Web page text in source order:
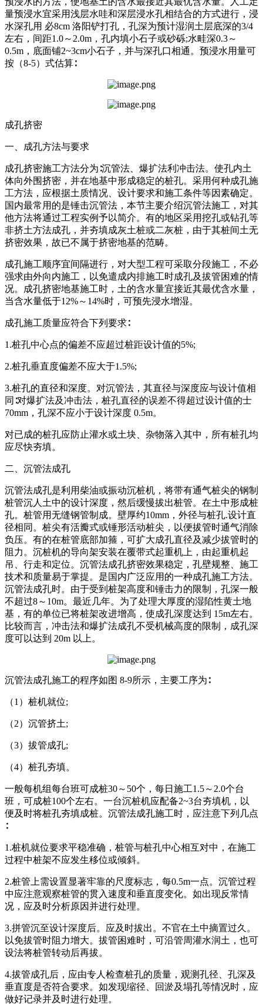
量预浸水宜采用浅层水哇和深层浸水孔相结合的方式进行，浸
水深孔用 必8cm 洛阳铲打孔，孔深为预计湿润土层底深的3/4
左右，间距1.0～2.0m，孔内填小石子或砂砾;水畦深0.3～
0.5m，底面铺2~3cm小石子，并与深孔口相通。预浸水用量可
按（8-5）式估算∶
成孔挤密
一、成孔方法与要求
成孔挤密施工方法分为∶沉管法、爆扩法利冲击法。使孔内土
体向外围挤密，并在地基中形成稳定的桩孔。采用何种成孔施
工方法，应根据土质情况、设计要求和施工条件等因素确定。
国内最常用的是锤击沉管法，本节主要介绍沉管法施工，对其
他方法将通过工程实例予以简介。有的地区采用挖孔或钻孔等
非挤土方法成孔，并夯填成灰土桩或二灰桩，由于其桩间土无
挤密效果，故已不属于挤密地基的范畴。
成孔施工顺序宜间隔进行，对大型工程可采取分段施工，不必
强求由外向内施工，以免遣成内排施工时成孔及拔管困难的情
况。成孔挤密地基施工时，土的含水量宜接近其最优含水量，
当含水量低于12%～14%时，可预先浸水增湿。
成孔施工质量应符合下列要求∶
1.桩孔中心点的偏差不应超过桩距设计值的5%;
2.桩孔垂直度偏差不应大于1.5%;
3.桩孔的直径和深度。对沉管法，其直径与深度应与设计值相
同∶对爆扩法及冲击法，桩孔直径的误差不得超过设计值的士
70mm，孔深不应小于设计深度 0.5m。
对已成的桩孔应防止灌水或土块、杂物落入其中，所有桩孔均
应尽快夯填。
二、沉管法成孔
沉管法成孔是利用柴油或振动沉桩机，将带有通气桩尖的钢制
桩管沉人土中的设计深度，然后缓慢拔出桩管。在土中形成桩
孔。桩管用无缝钢管制成。壁厚约10mm，外径与桩孔.设计直
径相同。桩尖有活瓣式或锤形活动桩尖，以便拔管时通气消除
负压。有的在桩管底部加箍，可扩大成孔直径及减少拔管时的
阻力。沉桩机的导向架安装在覆带式起重机上，由起重机起
吊、行走和定位。沉管法成孔挤密效果稳定，孔壁规整、施工
技术和质量易于掌提。是国内广泛应用的一种成孔施工方法。
沉管法成孔时。由于受到桩架高度和锤击力的限制，孔深一般
不超过8～10m。最近几年。为了处理大厚度的湿陷性黄土地
基，有的单位已将桩架改进增高，使成孔深度达到 15m左右。
比较而言，冲击法和爆扩法成孔不受机械高度的限制，成孔深
度可以达到 20m 以上。
沉管法成孔施工的程序如图 8-9所示，主要工序为∶
（1）桩机就位;
（2）沉管挤土;
（3）拔管成孔;
（4）桩孔夯填。
一般每机组每台班可成桩30～50个，每日施工1.5～2.0个台
班，可成桩100个左右。一台沉桩机应配备2~3台夯填机，以
便及时将桩孔夯填成桩。沉管法成孔施工时，应注意下列几点
∶
1.桩机就位要求平稳准确，桩管与桩孔中心相互对中，在施工
过程中桩架不应发生移位或倾斜。
2.桩管上需设置显著牢靠的尺度标志，每0.5m一点。沉管过程
中应注意观察桩管的贯入速度和垂直度变化。如出现反常情
况，应及时分析原因并进行处理。
3.拼管沉至设计深度后。应及时拔出。不官在土中摘置过久。
以免拔管时阻力增大。拔管困难时，可沿管周灌水润土，也可
设法将桩管转动后再拔。
4.拔管成孔后，应由专人检查桩孔的质量，观测孔径、孔深及
垂直度是否符合要求。如发现缩径、回淤及塌孔等情况时，应
做好记录并及时进行处理。